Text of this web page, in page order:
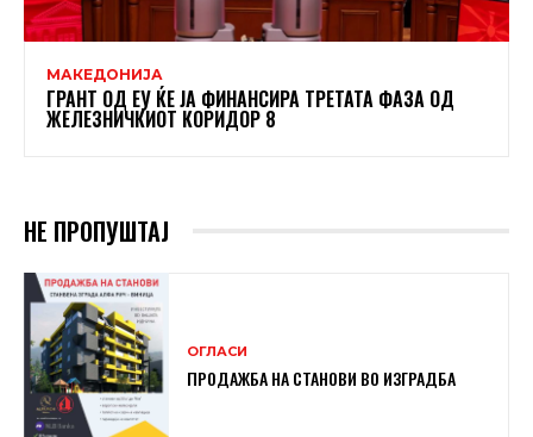
МАКЕДОНИЈА
ГРАНТ ОД ЕУ ЌЕ ЈА ФИНАНСИРА ТРЕТАТА ФАЗА ОД
ЖЕЛЕЗНИЧКИОТ КОРИДОР 8
НЕ ПРОПУШТАЈ
ОГЛАСИ
ПРОДАЖБА НА СТАНОВИ ВО ИЗГРАДБА